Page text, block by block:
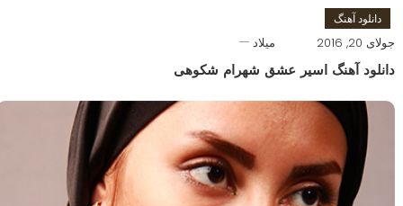
دانلود آهنگ
جولای 20, 2016 میلاد
دانلود آهنگ اسیر عشق شهرام شکوهی